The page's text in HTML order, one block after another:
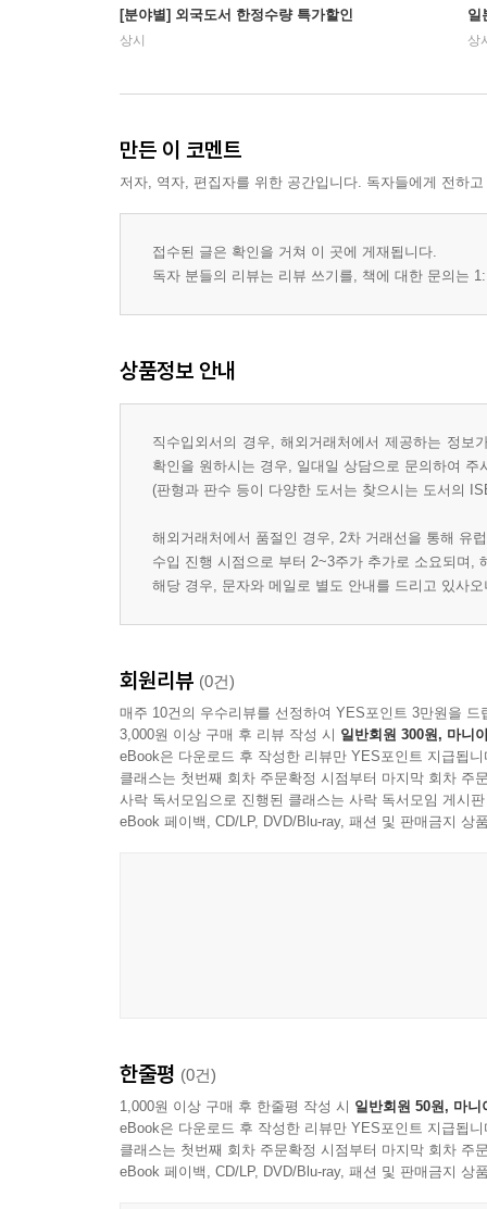
[분야별] 외국도서 한정수량 특가할인
상시
일
상
만든 이 코멘트
저자, 역자, 편집자를 위한 공간입니다. 독자들에게 전하
접수된 글은 확인을 거쳐 이 곳에 게재됩니다.
독자 분들의 리뷰는 리뷰 쓰기를, 책에 대한 문의는
상품정보 안내
직수입외서의 경우, 해외거래처에서 제공하는 정
확인을 원하시는 경우, 일대일 상담으로 문의하여 주
(판형과 판수 등이 다양한 도서는 찾으시는 도서의
해외거래처에서 품절인 경우, 2차 거래선을 통해 유
수입 진행 시점으로 부터 2~3주가 추가로 소요되며,
해당 경우, 문자와 메일로 별도 안내를 드리고 있사
회원리뷰 (0건)
매주 10건의 우수리뷰를 선정하여 YES포인트 3만원을 드
3,000원 이상 구매 후 리뷰 작성 시 일반회원 300원, 마니
eBook은 다운로드 후 작성한 리뷰만 YES포인트 지급됩니
클래스는 첫번째 회차 주문확정 시점부터 마지막 회차 주
사락 독서모임으로 진행된 클래스는 사락 독서모임 게시
eBook 페이백, CD/LP, DVD/Blu-ray, 패션 및 판매금지 상
한줄평 (0건)
1,000원 이상 구매 후 한줄평 작성 시 일반회원 50원, 마니
eBook은 다운로드 후 작성한 리뷰만 YES포인트 지급됩니
클래스는 첫번째 회차 주문확정 시점부터 마지막 회차 주
eBook 페이백, CD/LP, DVD/Blu-ray, 패션 및 판매금지 상